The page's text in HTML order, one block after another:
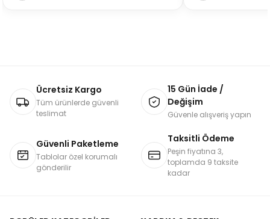
Ücretsiz Kargo
Tüm ürünlerde güvenli
teslimat
15 Gün İade /
Değişim
Güvenle alışveriş yapın
Güvenli Paketleme
Tablolar özel korumalı
gönderilir
Taksitli Ödeme
Peşin fiyatına 3,
toplamda 9 taksite
kadar